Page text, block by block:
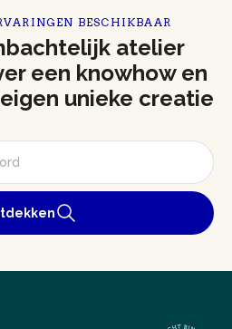
BESCHIKBAAR
atelier
een knowhow en
unieke creatie